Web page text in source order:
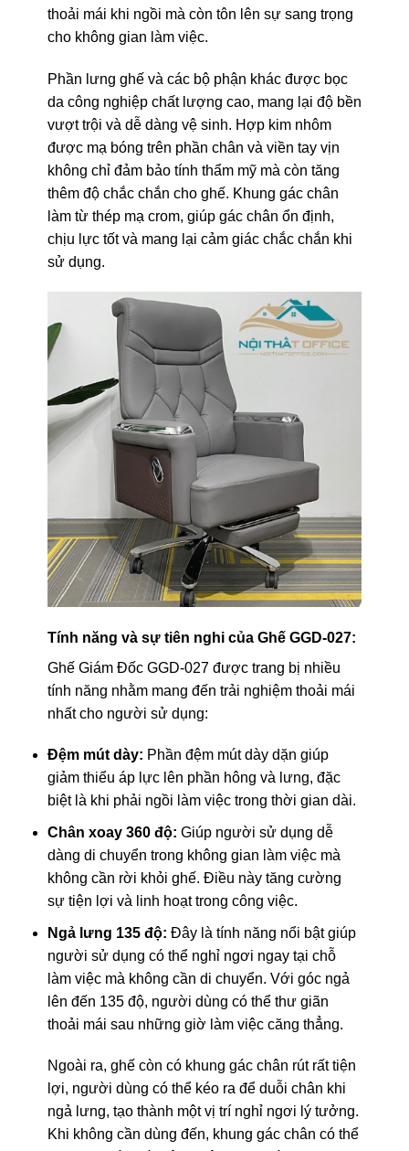
thoải mái khi ngồi mà còn tôn lên sự sang trọng
cho không gian làm việc.
Phần lưng ghế và các bộ phận khác được bọc
da công nghiệp chất lượng cao, mang lại độ bền
vượt trội và dễ dàng vệ sinh. Hợp kim nhôm
được mạ bóng trên phần chân và viền tay vịn
không chỉ đảm bảo tính thẩm mỹ mà còn tăng
thêm độ chắc chắn cho ghế. Khung gác chân
làm từ thép mạ crom, giúp gác chân ổn định,
chịu lực tốt và mang lại cảm giác chắc chắn khi
sử dụng.
Tính năng và sự tiên nghi của Ghế GGD-027:
Ghế Giám Đốc GGD-027 được trang bị nhiều
tính năng nhằm mang đến trải nghiệm thoải mái
nhất cho người sử dụng:
Đệm mút dày: Phần đệm mút dày dặn giúp
giảm thiểu áp lực lên phần hông và lưng, đặc
biệt là khi phải ngồi làm việc trong thời gian dài.
Chân xoay 360 độ: Giúp người sử dụng dễ
dàng di chuyển trong không gian làm việc mà
không cần rời khỏi ghế. Điều này tăng cường
sự tiện lợi và linh hoạt trong công việc.
Ngả lưng 135 độ: Đây là tính năng nổi bật giúp
người sử dụng có thể nghỉ ngơi ngay tại chỗ
làm việc mà không cần di chuyển. Với góc ngả
lên đến 135 độ, người dùng có thể thư giãn
thoải mái sau những giờ làm việc căng thẳng.
Ngoài ra, ghế còn có khung gác chân rút rất tiện
lợi, người dùng có thể kéo ra để duỗi chân khi
ngả lưng, tạo thành một vị trí nghỉ ngơi lý tưởng.
Khi không cần dùng đến, khung gác chân có thể